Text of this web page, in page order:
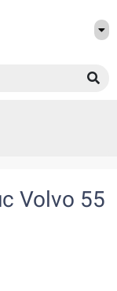
Volvo 55